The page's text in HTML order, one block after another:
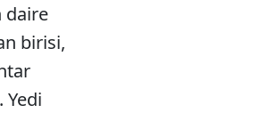
daire
birisi,
Yedi